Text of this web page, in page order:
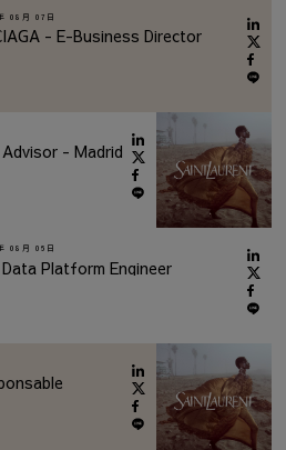
08月 07日
- E-Business Director
- Madrid
08月 06日
Data Platform Engineer